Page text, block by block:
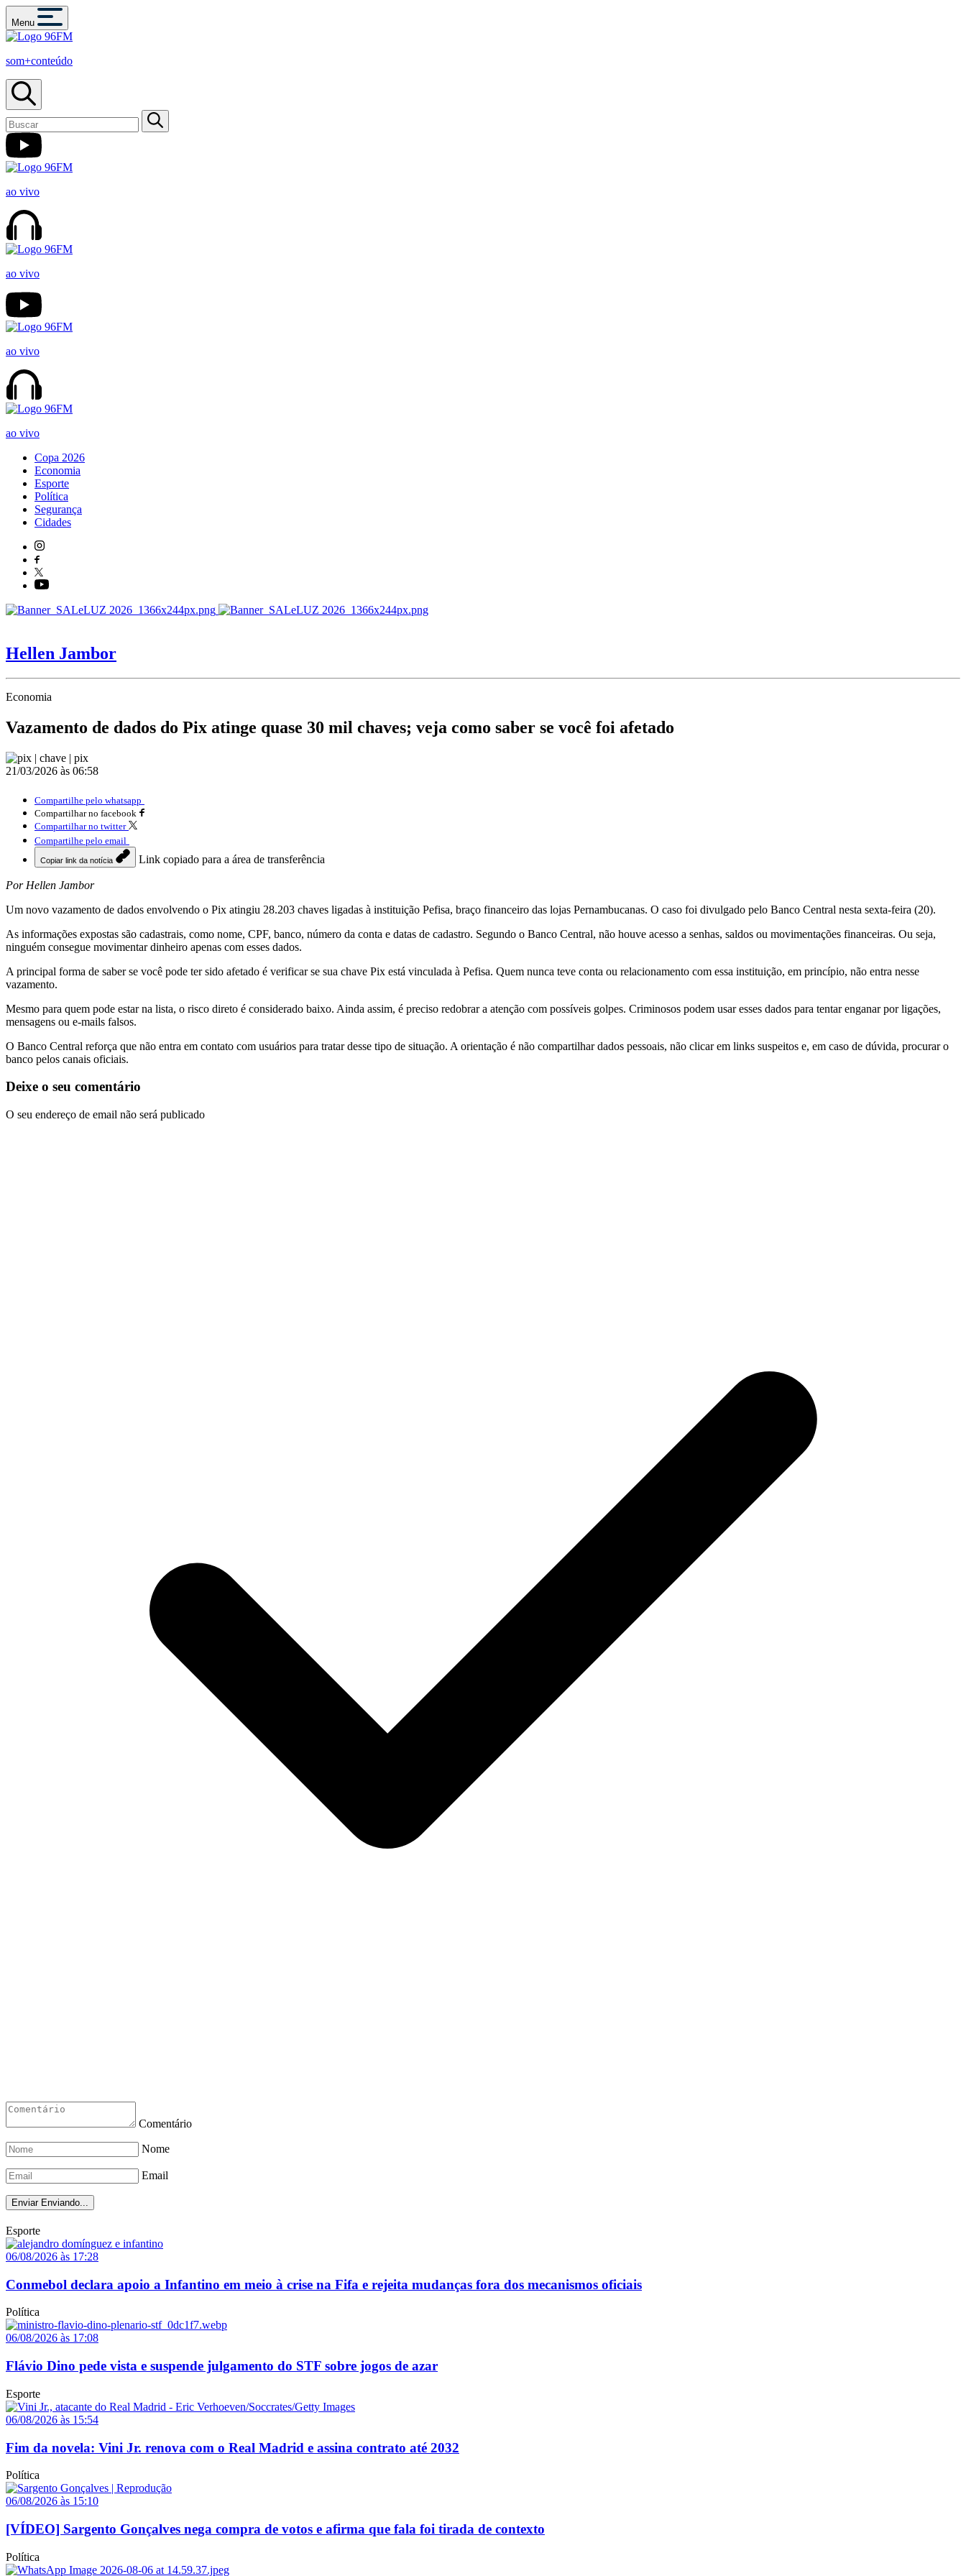
Menu
som+conteúdo
ao vivo
ao vivo
ao vivo
ao vivo
Copa 2026
Economia
Esporte
Política
Segurança
Cidades
Hellen Jambor
Economia
Vazamento de dados do Pix atinge quase 30 mil chaves; veja como saber se você foi afetado
21/03/2026 às 06:58
Compartilhe pelo whatsapp
Compartilhar no facebook
Compartilhar no twitter
Compartilhe pelo email
Copiar link da notícia Link copiado para a área de transferência
Por Hellen Jambor
Um novo vazamento de dados envolvendo o Pix atingiu 28.203 chaves ligadas à instituição Pefisa, braço financeiro das lojas Pernambucanas. O caso foi divulgado pelo Banco Central nesta sexta-feira (20).
As informações expostas são cadastrais, como nome, CPF, banco, número da conta e datas de cadastro. Segundo o Banco Central, não houve acesso a senhas, saldos ou movimentações financeiras. Ou seja,
ninguém consegue movimentar dinheiro apenas com esses dados.
A principal forma de saber se você pode ter sido afetado é verificar se sua chave Pix está vinculada à Pefisa. Quem nunca teve conta ou relacionamento com essa instituição, em princípio, não entra nesse
vazamento.
Mesmo para quem pode estar na lista, o risco direto é considerado baixo. Ainda assim, é preciso redobrar a atenção com possíveis golpes. Criminosos podem usar esses dados para tentar enganar por ligações,
mensagens ou e-mails falsos.
O Banco Central reforça que não entra em contato com usuários para tratar desse tipo de situação. A orientação é não compartilhar dados pessoais, não clicar em links suspeitos e, em caso de dúvida, procurar o
banco pelos canais oficiais.
Deixe o seu comentário
O seu endereço de email não será publicado
Comentário
Nome
Email
Enviar Enviando...
Esporte
06/08/2026 às 17:28
Conmebol declara apoio a Infantino em meio à crise na Fifa e rejeita mudanças fora dos mecanismos oficiais
Política
06/08/2026 às 17:08
Flávio Dino pede vista e suspende julgamento do STF sobre jogos de azar
Esporte
06/08/2026 às 15:54
Fim da novela: Vini Jr. renova com o Real Madrid e assina contrato até 2032
Política
06/08/2026 às 15:10
[VÍDEO] Sargento Gonçalves nega compra de votos e afirma que fala foi tirada de contexto
Política